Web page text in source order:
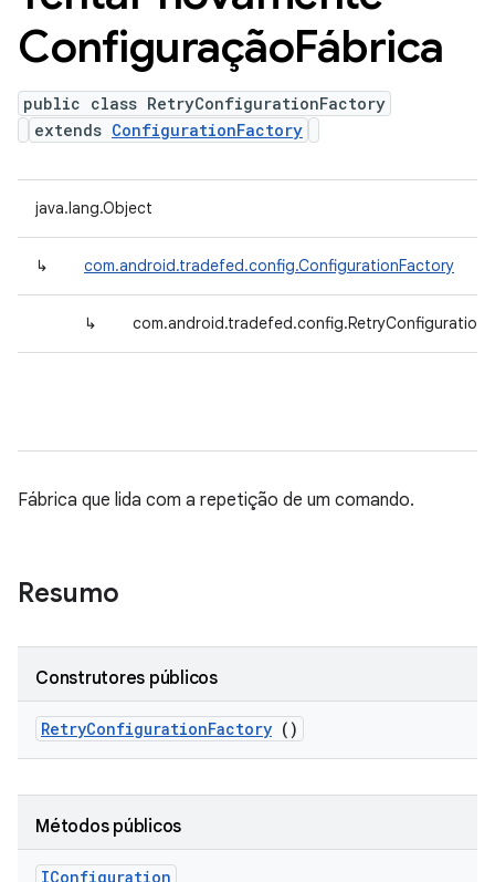
ConfiguraçãoFábrica
public class RetryConfigurationFactory
extends ConfigurationFactory
java.lang.Object
↳ com.android.tradefed.config.ConfigurationFactory
↳
Fábrica que lida com a repetição de um comando.
Resumo
Construtores públicos
RetryConfigurationFactory ()
Métodos públicos
IConfiguration